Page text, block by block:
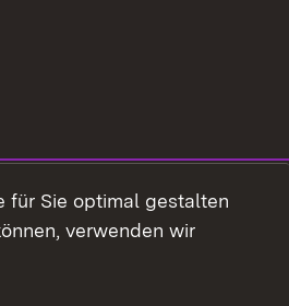
für Sie optimal gestalten
verwenden wir